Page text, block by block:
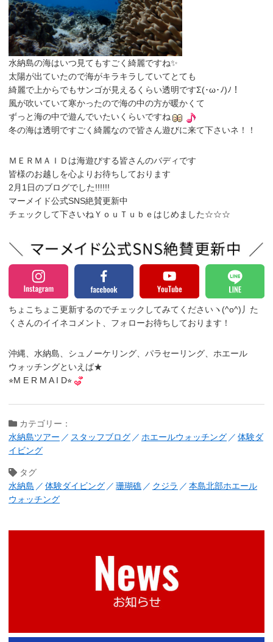
水納島の海はいつ見てもすごく綺麗ですね✨
太陽が出ていたので海がキラキラしていてとても
綺麗で上からでもサンゴが見えるくらい透明ですΣ(･ω･ﾉ)ﾉ！
風が吹いていて寒かったので海の中の方が暖かくて
ずっと海の中で遊んでいたいくらいですね
冬の海は透明ですごく綺麗なので皆さん遊びに来て下さいネ！！
ＭＥＲＭＡＩＤは海遊びする皆さんのバディです
皆様のお越しを心よりお待ちしております
2月1日のブログでした!!!!!!
マーメイド公式SNS絶賛更新中
チェックして下さいねＹｏｕＴｕｂｅはじめました☆☆☆
ちょこちょこ更新するのでチェックしてみてくださいヽ(^o^)丿 た
くさんのイイネコメント、フォローお待ちしております！
沖縄、水納島、シュノーケリング、パラセーリング、 ホエール
ウォッチングといえば★
⭐︎M E R M A I D⭐︎
カテゴリー：
水納島ツアー
スタッフブログ ホエールウォッチング
体験ダ
イビング
タグ
水納島
体験ダイビング 珊瑚礁 クジラ
本島北部ホエール
ウォッチング